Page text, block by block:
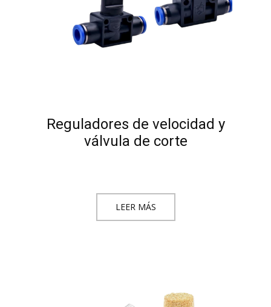
Reguladores de velocidad y
válvula de corte
LEER MÁS